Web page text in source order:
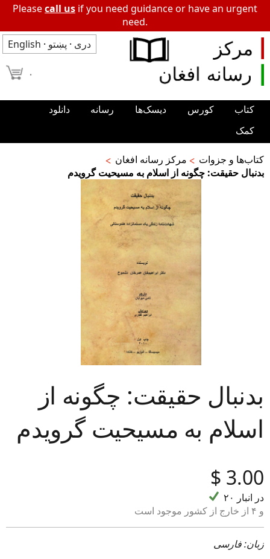
Pleasecall us if you need guidance or have an urgent
need.
English · دری · پښتو
۰
کتاب کورس دیسک‌ها رسانه
دانلود
کمک
مرکز رسانه افغان
کتاب‌ها و جزوات
بدنبال حقیقت: چگونه از اسلام به مسیحیت گرویدم
بدنبال حقیقت: چگونه از
اسلام به مسیحیت گرویدم
‎$ 3.00
۲۰ در انبار
و ۴ از خارج از کشور موجود است
زبان: فارسی